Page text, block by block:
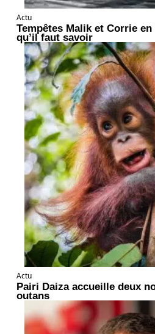
Actu
Tempêtes Malik et Corrie
qu’il faut savoir
Actu
Pairi Daiza accueille deux
outans